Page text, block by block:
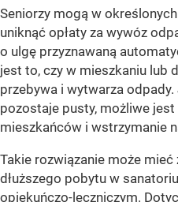
Seniorzy mogą w
uniknąć opłaty za wywóz
o ulgę przyznawaną
jest to, czy w mieszkaniu lub
przebywa i wytwarza
pozostaje pusty, możliwe
mieszkańców i wstrzymanie
Takie rozwiązanie może
dłuższego pobytu w
opiekuńczo-leczniczym.